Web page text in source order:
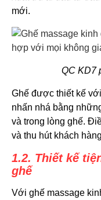
mới.
QC KD7
Ghế được thiết kế
nhấn nhá bằng
và trong lòng ghế.
và thu hút khách
1.2. Thiết kế
ghế
Với ghế massage